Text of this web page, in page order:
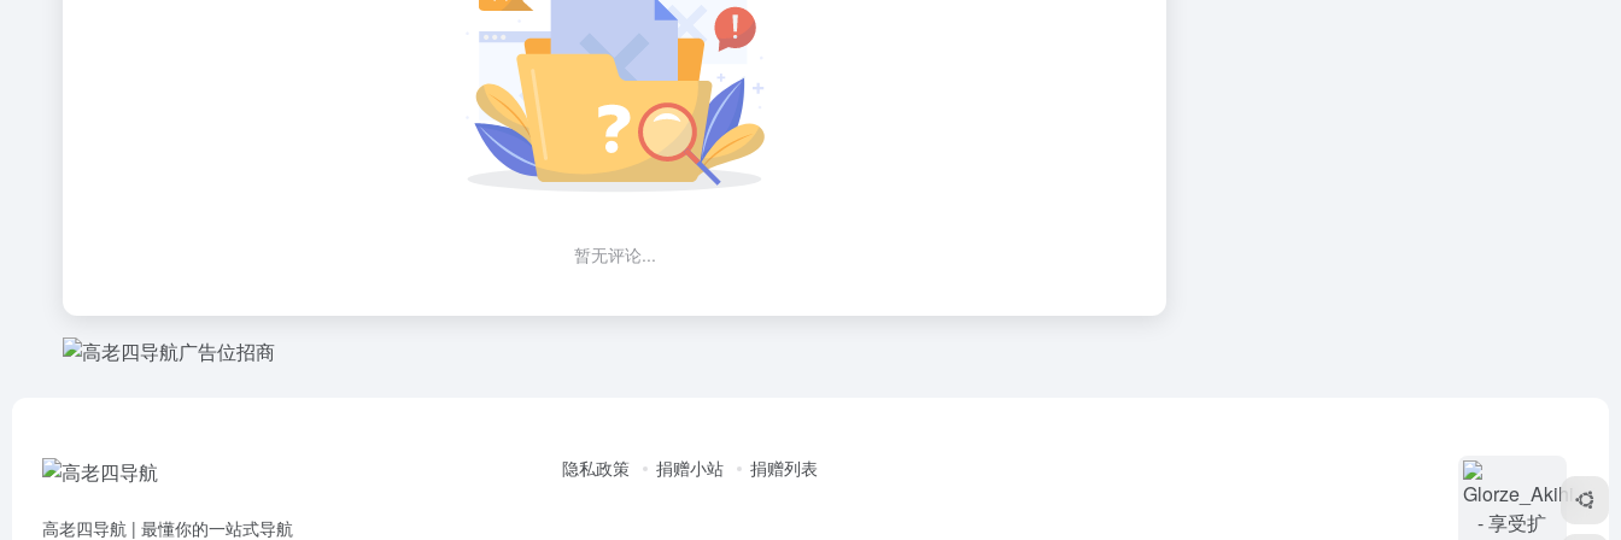
暂无评论...
高老四导航 | 最懂你的一站式导航
隐私政策 捐赠小站 捐赠列表